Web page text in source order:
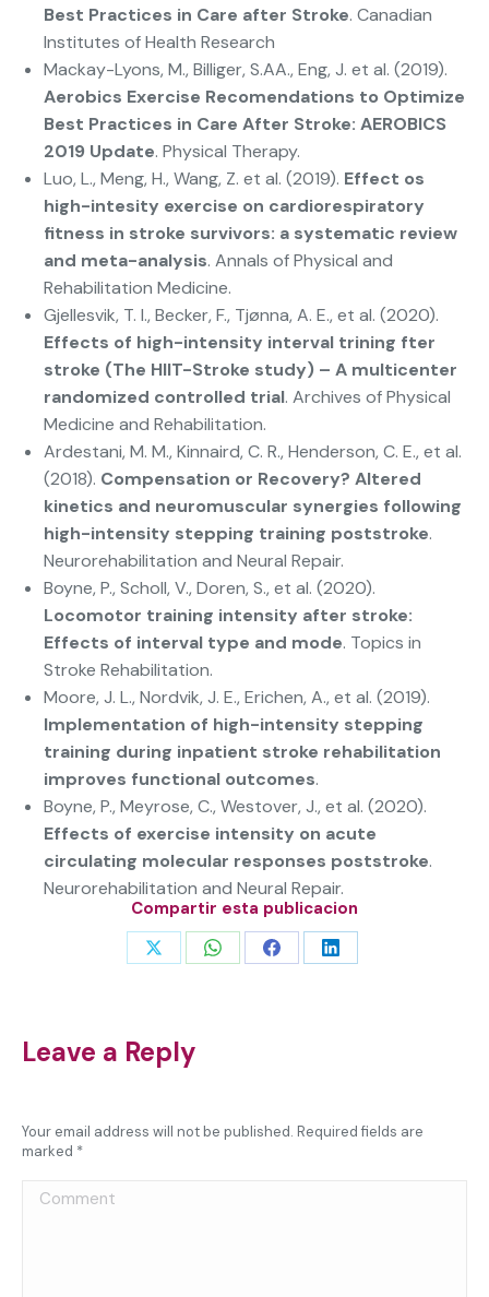
Best Practices in Care after Stroke. Canadian
Institutes of Health Research
Mackay-Lyons, M., Billiger, S.AA., Eng, J. et al. (2019).
Aerobics Exercise Recomendations to Optimize
Best Practices in Care After Stroke: AEROBICS
2019 Update. Physical Therapy.
Luo, L., Meng, H., Wang, Z. et al. (2019). Effect os
high-intesity exercise on cardiorespiratory
fitness in stroke survivors: a systematic review
and meta-analysis. Annals of Physical and
Rehabilitation Medicine.
Gjellesvik, T. I., Becker, F., Tjønna, A. E., et al. (2020).
Effects of high-intensity interval trining fter
stroke (The HIIT-Stroke study) – A multicenter
randomized controlled trial. Archives of Physical
Medicine and Rehabilitation.
Ardestani, M. M., Kinnaird, C. R., Henderson, C. E., et al.
(2018). Compensation or Recovery? Altered
kinetics and neuromuscular synergies following
high-intensity stepping training poststroke.
Neurorehabilitation and Neural Repair.
Boyne, P., Scholl, V., Doren, S., et al. (2020).
Locomotor training intensity after stroke:
Effects of interval type and mode. Topics in
Stroke Rehabilitation.
Moore, J. L., Nordvik, J. E., Erichen, A., et al. (2019).
Implementation of high-intensity stepping
training during inpatient stroke rehabilitation
improves functional outcomes.
Boyne, P., Meyrose, C., Westover, J., et al. (2020).
Effects of exercise intensity on acute
circulating molecular responses poststroke.
Neurorehabilitation and Neural Repair.
Compartir esta publicacion
Share Share Share Share
Leave a Reply
Your email address will not be published. Required fields are
marked *
Comment